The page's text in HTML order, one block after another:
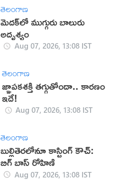
తెలంగాణ
మెదక్‌లో ముగ్గురు బాలురు
అదృశ్యం
Aug 07, 2026, 13:08 IST
తెలంగాణ
జ్ఞాపకశక్తి తగ్గుతోందా.. కారణం
ఇదే!
Aug 07, 2026, 13:08 IST
తెలంగాణ
బుల్లితెరలోనూ కాస్టింగ్ కౌచ్:
బిగ్ బాస్ రోహిణి
Aug 07, 2026, 13:08 IST